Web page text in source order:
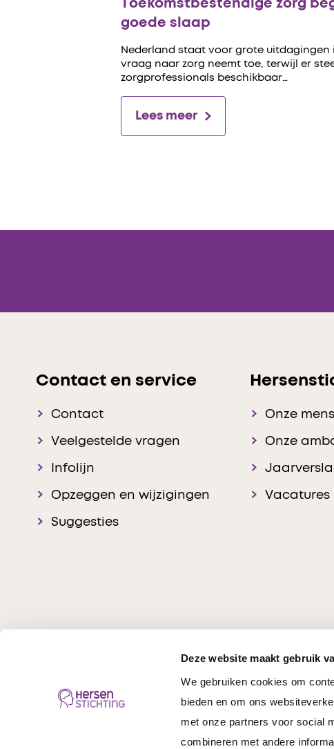
Deze website maakt gebruik
We gebruiken cookies om
bieden en om ons
met onze partners voor social
combineren met andere
Toekomstbestendige zorg
goede slaap
Nederland staat voor grote uitdagingen
vraag naar zorg neemt toe, terwijl er
zorgprofessionals beschikbaar…
Lees meer
Contact en service
Contact
Veelgestelde vragen
Infolijn
Opzeggen en wijzigingen
Suggesties
Onze
Onze
Vacatures
Hersenstichting © 2026